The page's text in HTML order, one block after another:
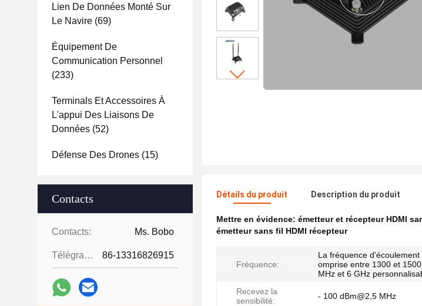
Lien De Données Monté Sur
Le Navire (69)
Équipement De
Communication Personnel
(233)
Terminals Et Accessoires À
L'appui Des Liaisons De
Données (52)
Défense Des Drones (15)
Contacts
Contacts: Ms. Bobo
Télégramme: 86-13316826915
Détails du produit Description du produit
Mettre en évidence: émetteur et récepteur HDMI
émetteur sans fil HDMI récepteur
Fréquence:
La fréquence
omprise entre 1300 et
MHz et 6 GHz
Recevez la
sensibilité:
- 100 dBm@2,5 MHz